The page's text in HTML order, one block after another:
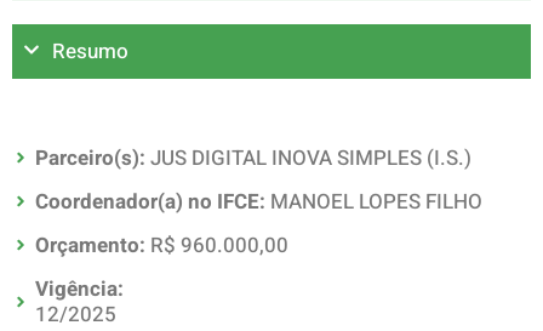
Resumo
Parceiro(s): JUS DIGITAL INOVA SIMPLES (I.S.)
Coordenador(a) no IFCE: MANOEL LOPES FILHO
Orçamento: R$ 960.000,00
Vigência:
12/2025